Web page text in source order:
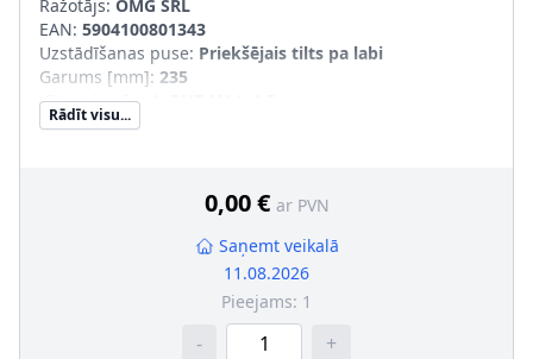
Ražotājs: OMG SRL
EAN: 5904100801343
Uzstādīšanas puse: Priekšējais tilts pa labi
Garums [mm]: 235
Vītnes izmērs 1
Vītnes izmērs 2
0,885
Rādīt visu...
0,00 € ar PVN
Saņemt veikalā
11.08.2026
Pieejams: 1
- +